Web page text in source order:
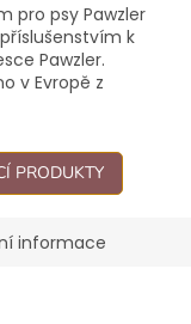
pro psy Pawzler
k
Pawzler.
v Evropě z
PRODUKTY
informace